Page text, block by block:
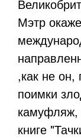
Мэтр
,как не
поимки
камуфляж,
книге